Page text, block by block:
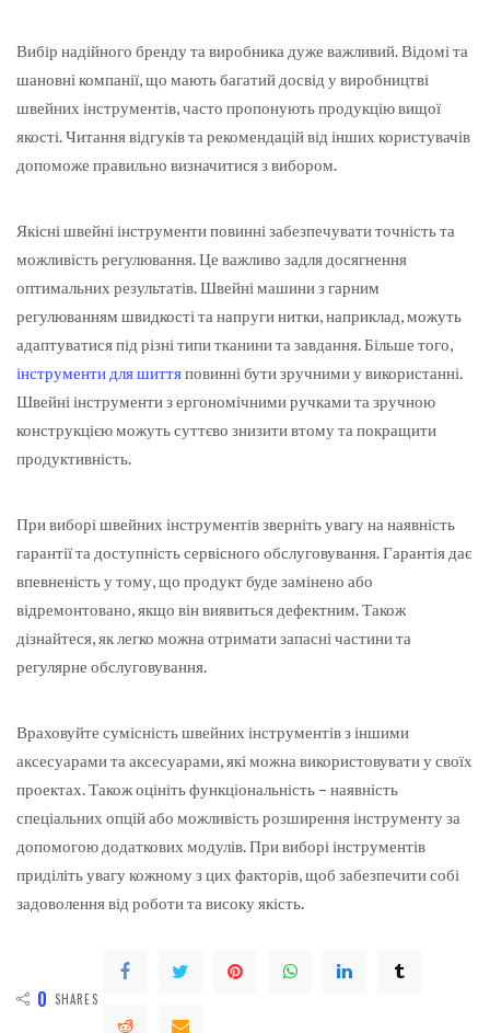
Вибір надійного бренду та виробника дуже важливий. Відомі та
шановні компанії, що мають багатий досвід у виробництві
швейних інструментів, часто пропонують продукцію вищої
якості. Читання відгуків та рекомендацій від інших користувачів
допоможе правильно визначитися з вибором.
Якісні швейні інструменти повинні забезпечувати точність та
можливість регулювання. Це важливо задля досягнення
оптимальних результатів. Швейні машини з гарним
регулюванням швидкості та напруги нитки, наприклад, можуть
адаптуватися під різні типи тканини та завдання. Більше того,
інструменти для шиттяповинні бути зручними у використанні.
Швейні інструменти з ергономічними ручками та зручною
конструкцією можуть суттєво знизити втому та покращити
продуктивність.
При виборі швейних інструментів зверніть увагу на наявність
гарантії та доступність сервісного обслуговування. Гарантія дає
впевненість у тому, що продукт буде замінено або
відремонтовано, якщо він виявиться дефектним. Також
дізнайтеся, як легко можна отримати запасні частини та
регулярне обслуговування.
Враховуйте сумісність швейних інструментів з іншими
аксесуарами та аксесуарами, які можна використовувати у своїх
проектах. Також оцініть функціональність – наявність
спеціальних опцій або можливість розширення інструменту за
допомогою додаткових модулів. При виборі інструментів
приділіть увагу кожному з цих факторів, щоб забезпечити собі
задоволення від роботи та високу якість.
0 SHARES